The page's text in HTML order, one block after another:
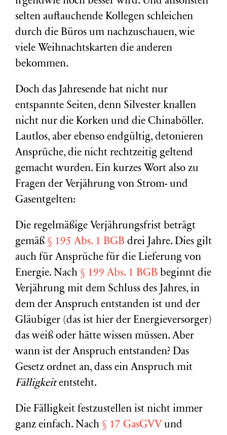
selten auftauchende Kollegen schleichen
durch die Büros um nachzuschauen, wie
viele Weihnachtskarten die anderen
bekommen.
Doch das Jahresende hat nicht nur
entspannte Seiten, denn Silvester knallen
nicht nur die Korken und die Chinaböller.
Lautlos, aber ebenso endgültig, detonieren
Ansprüche, die nicht rechtzeitig geltend
gemacht wurden. Ein kurzes Wort also zu
Fragen der Verjährung von Strom- und
Gasentgelten:
Die regelmäßige Verjährungsfrist beträgt
gemäß § 195 Abs. 1 BGB drei Jahre. Dies gilt
auch für Ansprüche für die Lieferung von
Energie. Nach § 199 Abs. 1 BGB beginnt die
Verjährung mit dem Schluss des Jahres, in
dem der Anspruch entstanden ist und der
Gläubiger (das ist hier der Energieversorger)
das weiß oder hätte wissen müssen. Aber
wann ist der Anspruch entstanden? Das
Gesetz ordnet an, dass ein Anspruch mit
Fälligkeitentsteht.
Die Fälligkeit festzustellen ist nicht immer
ganz einfach. Nach § 17 GasGVV und